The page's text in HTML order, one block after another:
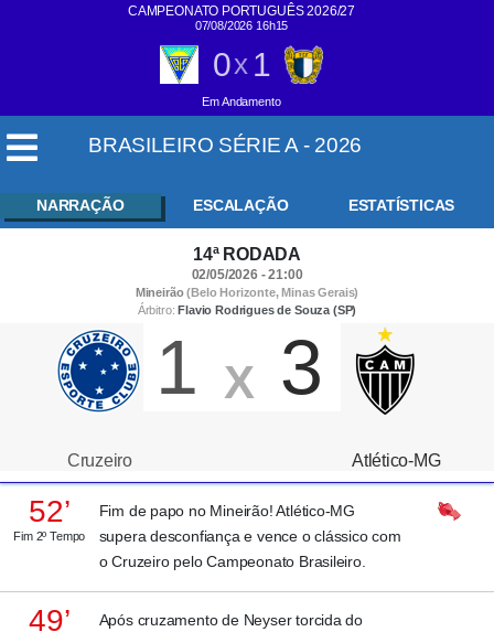
CAMPEONATO PORTUGUÊS 2026/27
07/08/2026 16h15
0x 1
Em Andamento
BRASILEIRO SÉRIE A - 2026
NARRAÇÃO ESCALAÇÃO ESTATÍSTICAS
14ª RODADA
02/05/2026 - 21:00
Mineirão(Belo Horizonte, Minas Gerais)
Árbitro: Flavio Rodrigues de Souza (SP)
Cruzeiro
1 X 3
Atlético-MG
52’
Fim 2º Tempo
Fim de papo no Mineirão! Atlético-MG
supera desconfiança e vence o clássico com
o Cruzeiro pelo Campeonato Brasileiro.
49’
Após cruzamento de Neyser torcida do